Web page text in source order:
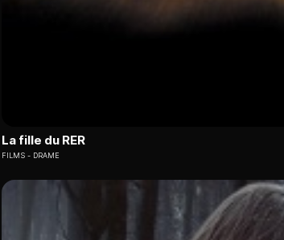
La fille du RER
FILMS DRAME